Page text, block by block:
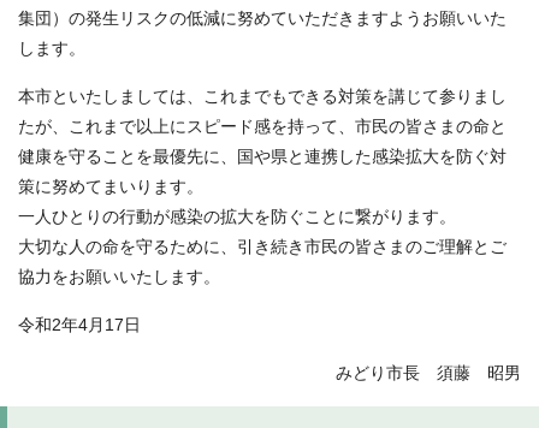
集団）の発生リスクの低減に努めていただきますようお願いいた
します。
本市といたしましては、これまでもできる対策を講じて参りまし
たが、これまで以上にスピード感を持って、市民の皆さまの命と
健康を守ることを最優先に、国や県と連携した感染拡大を防ぐ対
策に努めてまいります。
一人ひとりの行動が感染の拡大を防ぐことに繋がります。
大切な人の命を守るために、引き続き市民の皆さまのご理解とご
協力をお願いいたします。
令和2年4月17日
みどり市長 須藤 昭男